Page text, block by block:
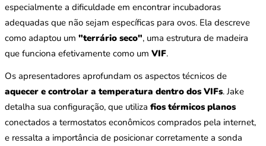
especialmente a dificuldade em encontrar incubadoras
adequadas que não sejam específicas para ovos. Ela descreve
como adaptou um "terrário seco", uma estrutura de madeira
que funciona efetivamente como um VIF.
Os apresentadores aprofundam os aspectos técnicos de
aquecer e controlar a temperatura dentro dos VIFs. Jake
detalha sua configuração, que utiliza fios térmicos planos
conectados a termostatos econômicos comprados pela internet,
e ressalta a importância de posicionar corretamente a sonda